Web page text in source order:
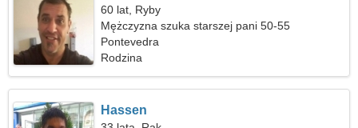
60 lat, Ryby
Mężczyzna szuka starszej pani 50-55
Pontevedra
Rodzina
Hassen